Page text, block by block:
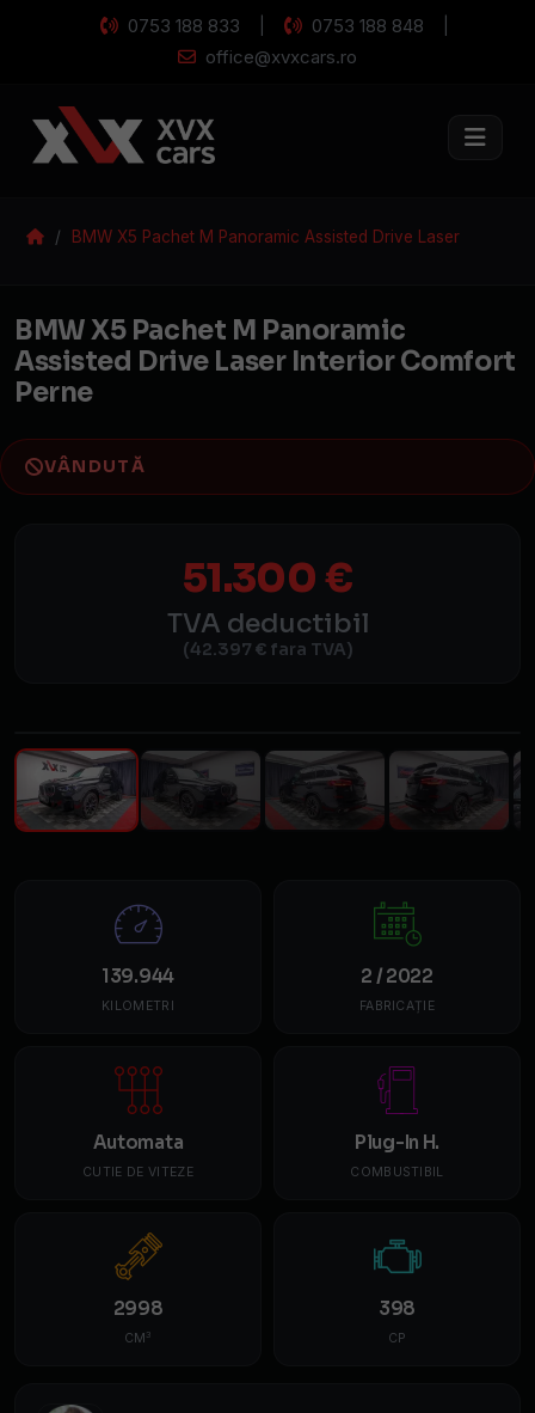
0753 188 833 0753 188 848
office@xvxcars.ro
BMW X5 Pachet M Panoramic Assisted Drive Laser
BMW X5 Pachet
BMW X5 Pachet M Panoramic
Assisted Drive Laser Interior Comfort
Perne
VÂNDUTĂ
51.300 €
TVA deductibil
(42.397 € fara TVA)
139.944
KILOMETRI
2 / 2022
FABRICAȚIE
Automata
CUTIE DE VITEZE
Plug-In H.
COMBUSTIBIL
2998
CM 3
398
CP